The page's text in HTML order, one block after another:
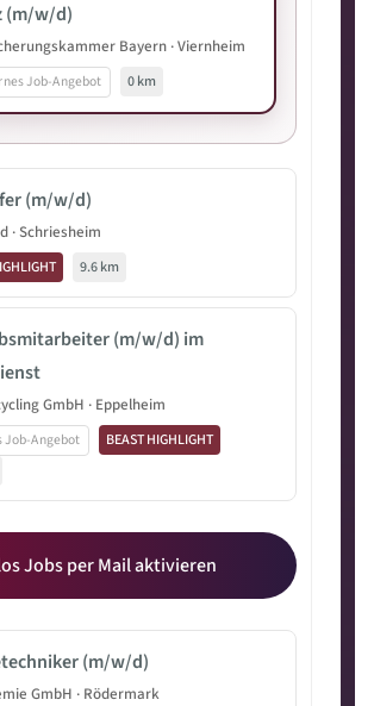
(m/w/d)
Bayern · Viernheim
Job-Angebot 0 km
(m/w/d)
· Schriesheim
9.6 km
(m/w/d) im
GmbH · Eppelheim
Job-Angebot
BEAST HIGHLIGHT
Jobs per Mail aktivieren
(m/w/d)
GmbH · Rödermark